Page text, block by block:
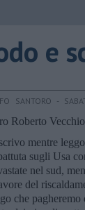
e
SANTORO -
Roberto
mentre
sugli Usa
nel sud,
del
che